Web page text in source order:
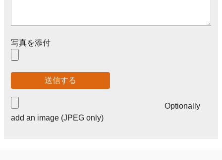
写真を添付
Optionally
add an image (JPEG only)